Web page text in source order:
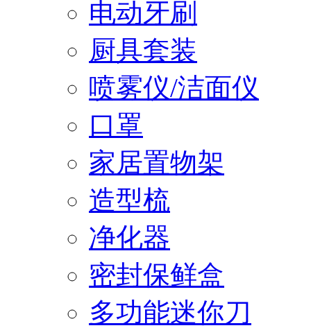
电动牙刷
厨具套装
喷雾仪/洁面仪
口罩
家居置物架
造型梳
净化器
密封保鲜盒
多功能迷你刀